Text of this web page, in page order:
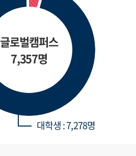
글로벌캠퍼스
7,357명
대학생 : 7,278명